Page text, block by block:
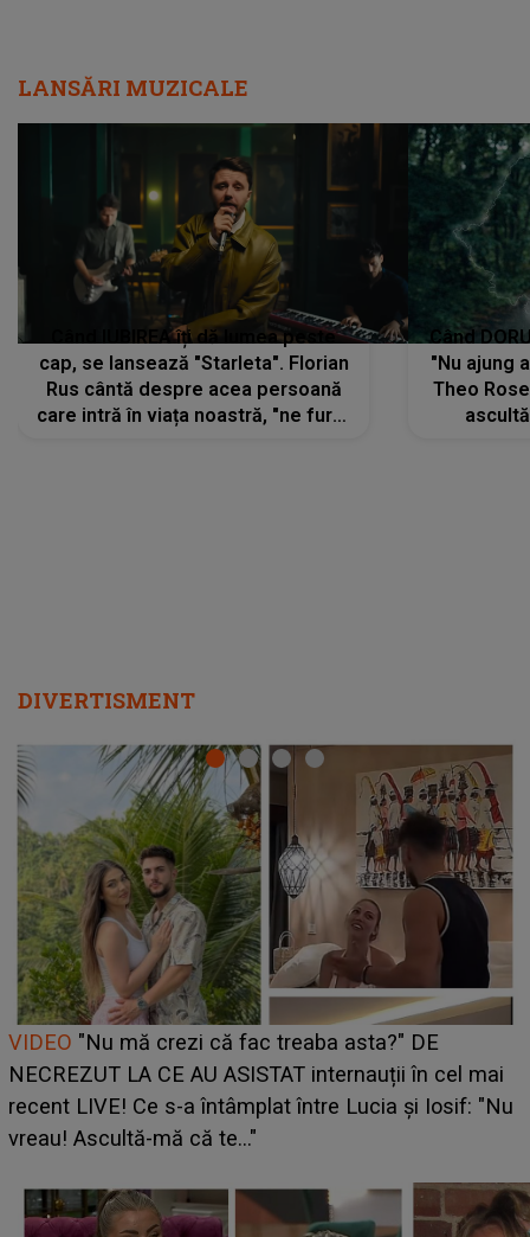
LANSĂRI MUZICALE
Când IUBIREA îți dă lumea peste
cap, se lansează "Starleta". Florian
Rus cântă despre acea persoană
care intră în viața noastră, "ne fură"
Când
"Nu ajung
Theo
DIVERTISMENT
Cine este Bianca, tânăra clujeancă luată pe scenă la
UNTOLD ONE de Zara Larsson? Aceasta a dezvăluit
ce i-a spus artista suedeză în culise: „Nu am fost
pregătită...”